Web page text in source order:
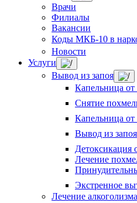
Врачи
Филиалы
Вакансии
Коды МКБ-10 в
Новости
Услуги
Вывод из запоя
Капельница от
Снятие
Капельница от
Вывод из
Детоксикация
Лечение
Экстренное
Лечение алкоголизма